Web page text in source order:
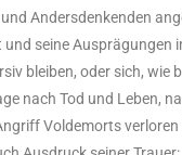
Anders­den­ken­den
und sei­ne
blei­ben, oder sich, wie
nach Tod und Leben,
Vol­de­mor­ts